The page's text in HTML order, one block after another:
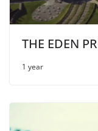
THE EDEN
1 year